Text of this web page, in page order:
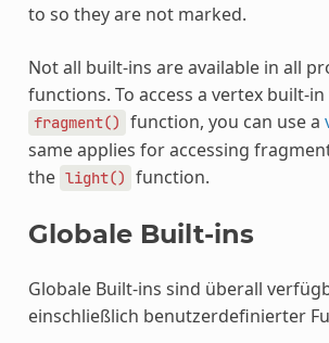
to so they are not marked.
Not all built-ins are available in all
functions. To access a vertex built-
fragment() function, you can use a
same applies for accessing
the light() function.
Globale Built-ins
Globale Built-ins sind überall
einschließlich benutzerdefinierter